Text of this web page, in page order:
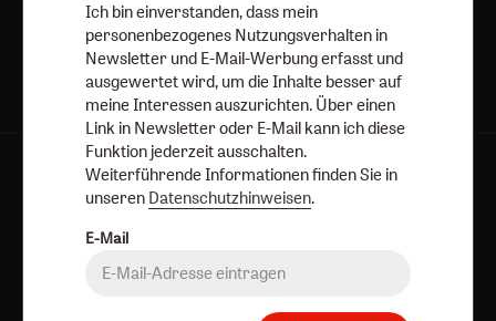
AGB und Widerrufsbelehrung
Datenschutz
Barrierefreiheit
Impressum
Vertrag widerrufen Abo online kündigen
Ich bin einverstanden, dass mein
personenbezogenes Nutzungsverhalten in
Newsletter und E-Mail-Werbung erfasst und
ausgewertet wird, um die Inhalte besser auf
meine Interessen auszurichten. Über einen
Link in Newsletter oder E-Mail kann ich diese
Funktion jederzeit ausschalten.
Weiterführende Informationen finden Sie in
unseren Datenschutzhinweisen.
E-Mail